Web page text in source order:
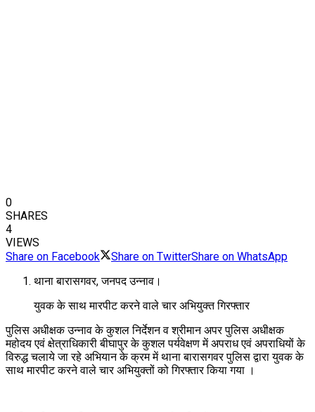
0
SHARES
4
VIEWS
Share on Facebook
Share on TwitterShare on WhatsApp
थाना बारासगवर, जनपद उन्नाव।
युवक के साथ मारपीट करने वाले चार अभियुक्त गिरफ्तार
पुलिस अधीक्षक उन्नाव के कुशल निर्देशन व श्रीमान अपर पुलिस अधीक्षक
महोदय एवं क्षेत्राधिकारी बीघापुर के कुशल पर्यवेक्षण में अपराध एवं अपराधियों के
विरुद्ध चलाये जा रहे अभियान के क्रम में थाना बारासगवर पुलिस द्वारा युवक के
साथ मारपीट करने वाले चार अभियुक्तों को गिरफ्तार किया गया ।